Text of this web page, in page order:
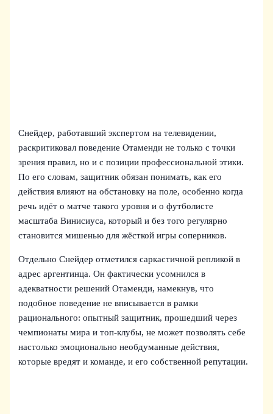
Снейдер, работавший экспертом на телевидении,
раскритиковал поведение Отаменди не только с точки
зрения правил, но и с позиции профессиональной этики.
По его словам, защитник обязан понимать, как его
действия влияют на обстановку на поле, особенно когда
речь идёт о матче такого уровня и о футболисте
масштаба Винисиуса, который и без того регулярно
становится мишенью для жёсткой игры соперников.
Отдельно Снейдер отметился саркастичной репликой в
адрес аргентинца. Он фактически усомнился в
адекватности решений Отаменди, намекнув, что
подобное поведение не вписывается в рамки
рационального: опытный защитник, прошедший через
чемпионаты мира и топ-клубы, не может позволять себе
настолько эмоционально необдуманные действия,
которые вредят и команде, и его собственной репутации.